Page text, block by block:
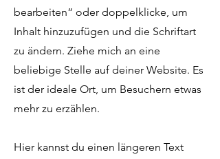
bearbeiten“ oder doppelklicke, um
Inhalt hinzuzufügen und die Schriftart
zu ändern. Ziehe mich an eine
beliebige Stelle auf deiner Website. Es
ist der ideale Ort, um Besuchern etwas
mehr zu erzählen.
Hier kannst du einen längeren Text